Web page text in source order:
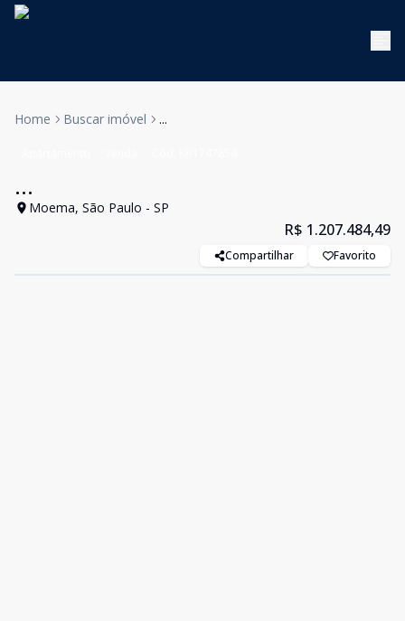
Home Buscar imóvel ...
...
Moema, São Paulo - SP
R$ 1.207.484,49
Compartilhar Favorito